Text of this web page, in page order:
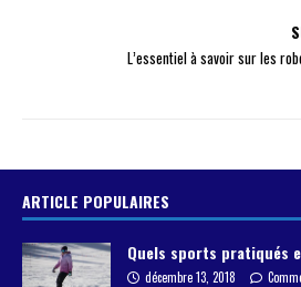
L’essentiel à savoir sur les
ARTICLE POPULAIRES
Quels sports pratiqués
décembre 13, 2018